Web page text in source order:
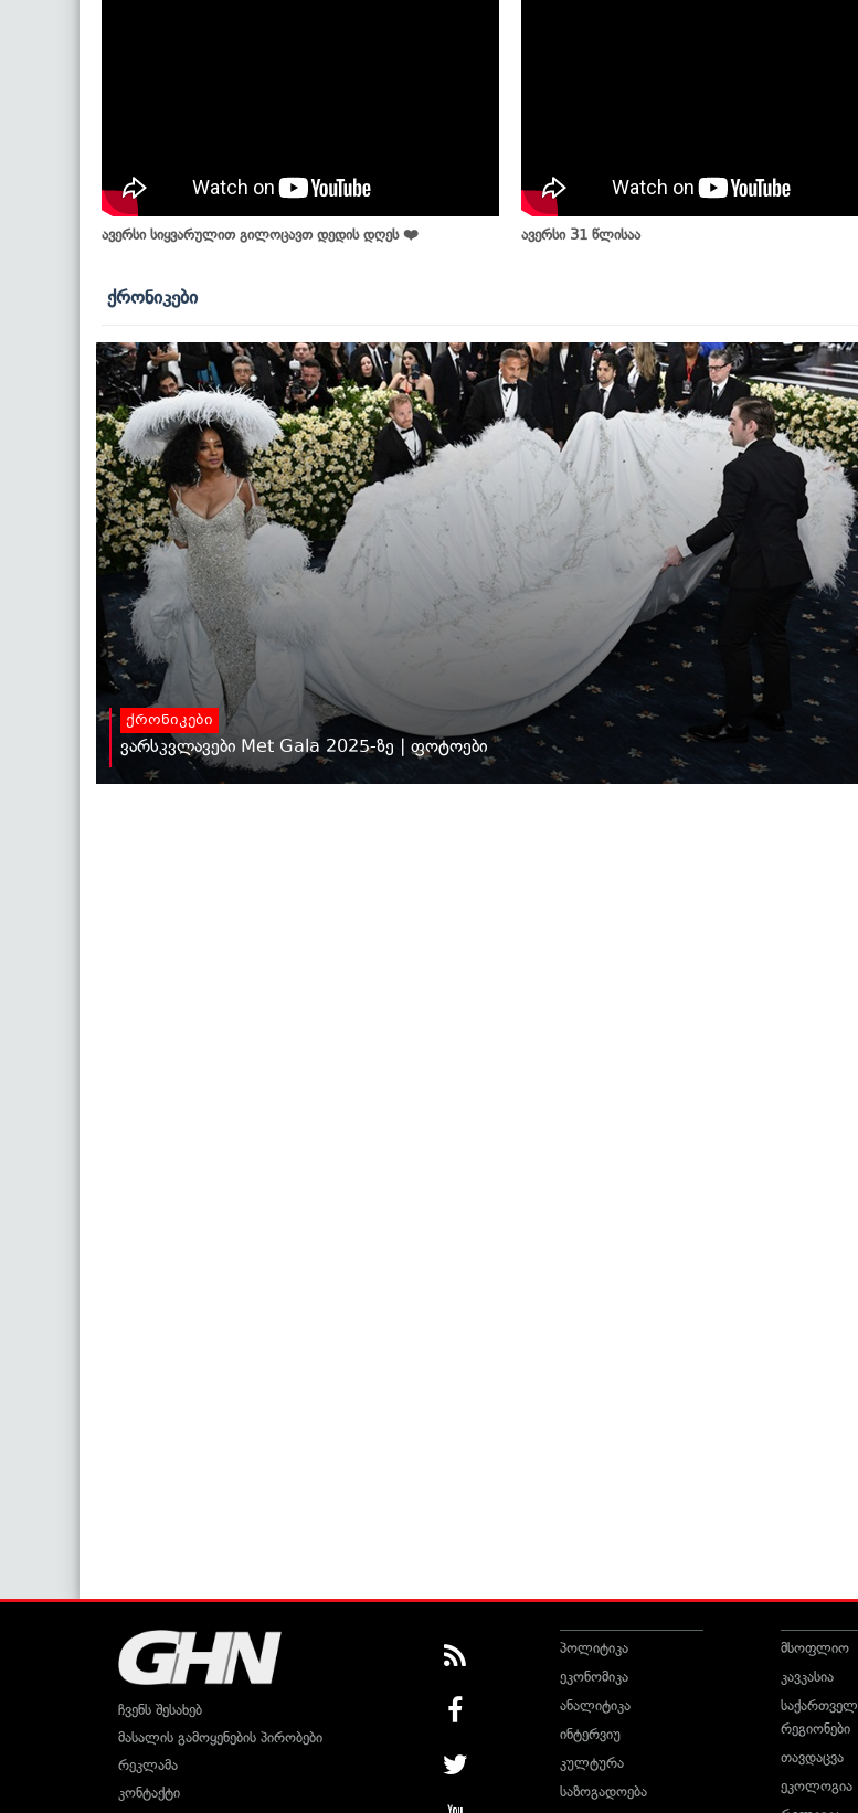
ავერსი სიყვარულით გილოცავთ დედის დღეს ❤️ ავერსი 31 წლისაა
ქრონიკები
ქრონიკები
ვარსკვლავები Met Gala 2025-ზე | ფოტოები
ჩვენს შესახებ
მასალის გამოყენების პირობები
რეკლამა
კონტაქტი
პოლიტიკა
ეკონომიკა
ანალიტიკა
ინტერვიუ
კულტურა
საზოგადოება
მსოფლიო
კავკასია
რეგიონები
თავდაცვა
ეკოლოგია